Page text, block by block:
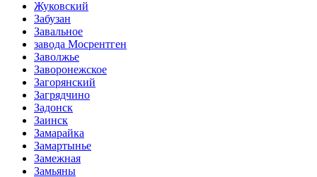
Жуковский
Забузан
Завальное
завода Мосрентген
Заволжье
Заворонежское
Загорянский
Загрядчино
Задонск
Заинск
Замарайка
Замартынье
Замежная
Замьяны